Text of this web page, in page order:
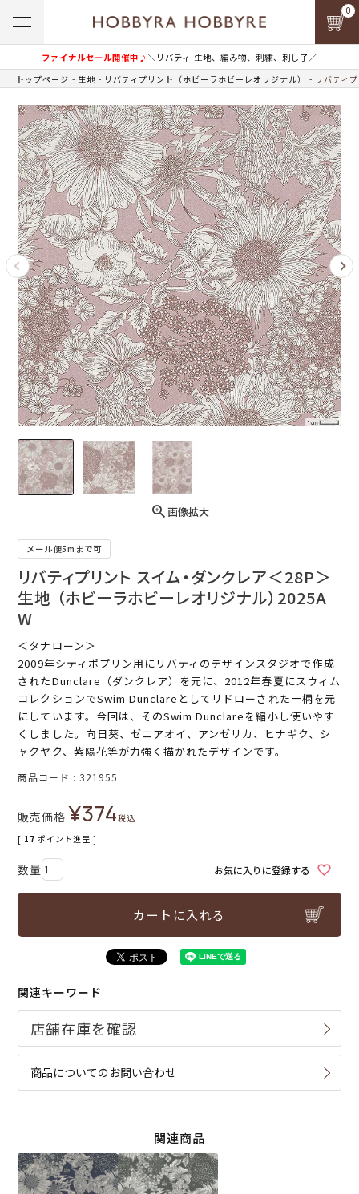
ファイナルセール開催中♪＼リバティ 生地、編み物、刺繍、刺し子／
0
トップページ 生地 リバティプリント（ホビーラホビーレオリジナル） リバティ
画像拡大
メール便5mまで可
リバティプリント スイム・ダンクレア＜28P＞
生地 （ホビーラホビーレオリジナル）2025A
W
＜タナローン＞
2009年シティポプリン用にリバティのデザインスタジオで作成
されたDunclare（ダンクレア）を元に、2012年春夏にスウィム
コレクションでSwim Dunclareとしてリドローされた一柄を元
にしています。今回は、そのSwim Dunclareを縮小し使いやす
くしました。向日葵、ゼニアオイ、アンゼリカ、ヒナギク、シ
ャクヤク、紫陽花等が力強く描かれたデザインです。
商品コード 321955
販売価格 ¥374税込
[ 17 ポイント進呈 ]
お気に入りに登録する
カートに入れる
関連キーワード
商品についてのお問い合わせ
関連商品